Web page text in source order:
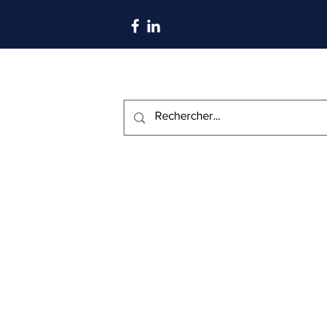
S'abonner aux nouvelles